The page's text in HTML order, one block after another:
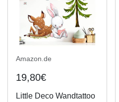
Amazon.de
19,80€
Little Deco Wandtattoo